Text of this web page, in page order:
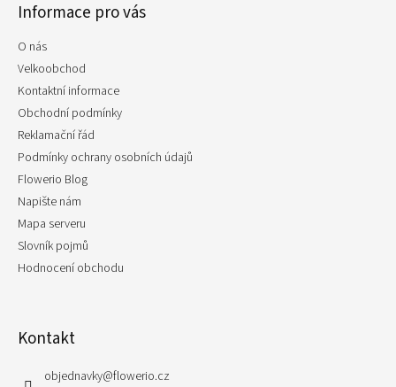
Informace pro vás
O nás
Velkoobchod
Kontaktní informace
Obchodní podmínky
Reklamační řád
Podmínky ochrany osobních údajů
Flowerio Blog
Napište nám
Mapa serveru
Slovník pojmů
Hodnocení obchodu
Kontakt
objednavky@flowerio.cz